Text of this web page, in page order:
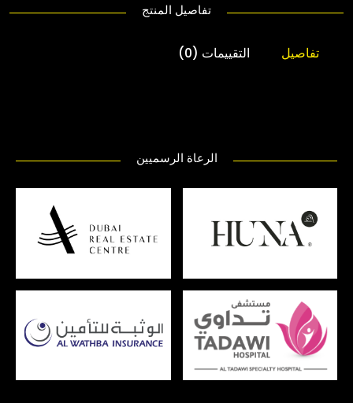
تفاصيل المنتج
تفاصيل التقييمات (0)
الرعاة الرسميين